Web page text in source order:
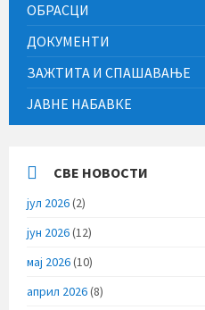
ОБРАСЦИ
ДОКУМЕНТИ
ЗАЖТИТА И СПАШАВАЊЕ
ЈАВНЕ НАБАВКЕ
СВЕ НОВОСТИ
јул 2026(2)
јун 2026(12)
мај 2026(10)
април 2026(8)